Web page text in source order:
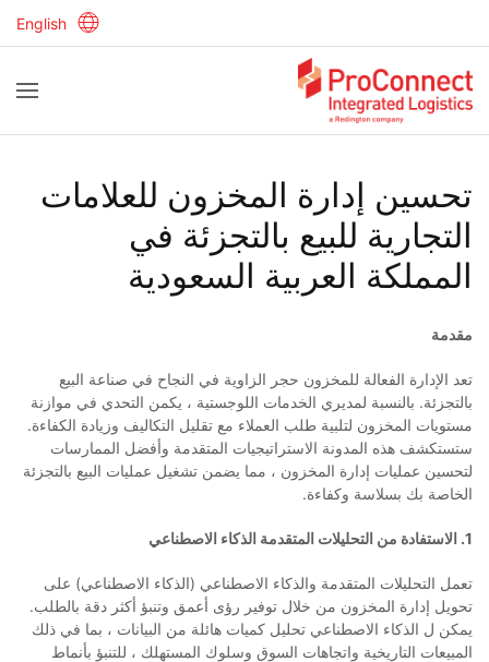
English
تحسين إدارة المخزون للعلامات
التجارية للبيع بالتجزئة في
المملكة العربية السعودية
مقدمة
تعد الإدارة الفعالة للمخزون حجر الزاوية في النجاح في صناعة البيع
بالتجزئة. بالنسبة لمديري الخدمات اللوجستية ، يكمن التحدي في موازنة
مستويات المخزون لتلبية طلب العملاء مع تقليل التكاليف وزيادة الكفاءة.
ستستكشف هذه المدونة الاستراتيجيات المتقدمة وأفضل الممارسات
لتحسين عمليات إدارة المخزون ، مما يضمن تشغيل عمليات البيع بالتجزئة
الخاصة بك بسلاسة وكفاءة.
1. الاستفادة من التحليلات المتقدمة الذكاء الاصطناعي
تعمل التحليلات المتقدمة والذكاء الاصطناعي (الذكاء الاصطناعي) على
تحويل إدارة المخزون من خلال توفير رؤى أعمق وتنبؤ أكثر دقة بالطلب.
يمكن ل الذكاء الاصطناعي تحليل كميات هائلة من البيانات ، بما في ذلك
المبيعات التاريخية واتجاهات السوق وسلوك المستهلك ، للتنبؤ بأنماط